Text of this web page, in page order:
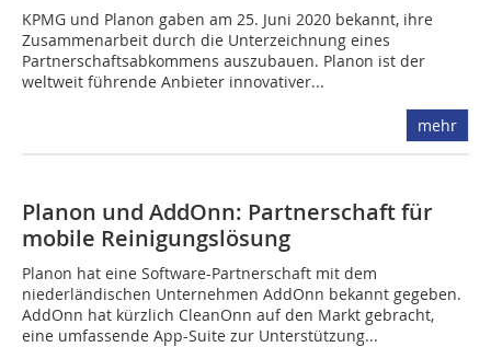
KPMG und Planon gaben am 25. Juni 2020 bekannt, ihre
Zusammenarbeit durch die Unterzeichnung eines
Partnerschaftsabkommens auszubauen. Planon ist der
weltweit führende Anbieter innovativer...
mehr
Planon und AddOnn: Partnerschaft für
mobile Reinigungslösung
Planon hat eine Software-Partnerschaft mit dem
niederländischen Unternehmen AddOnn bekannt gegeben.
AddOnn hat kürzlich CleanOnn auf den Markt gebracht,
eine umfassende App-Suite zur Unterstützung...